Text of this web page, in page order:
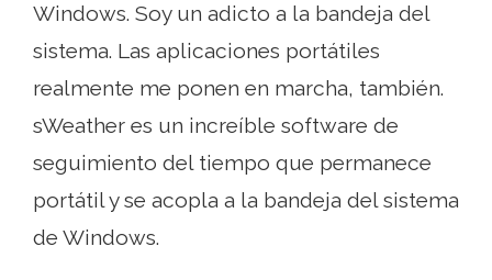
Windows. Soy un adicto a la bandeja del
sistema. Las aplicaciones portátiles
realmente me ponen en marcha, también.
sWeather es un increíble software de
seguimiento del tiempo que permanece
portátil y se acopla a la bandeja del sistema
de Windows.